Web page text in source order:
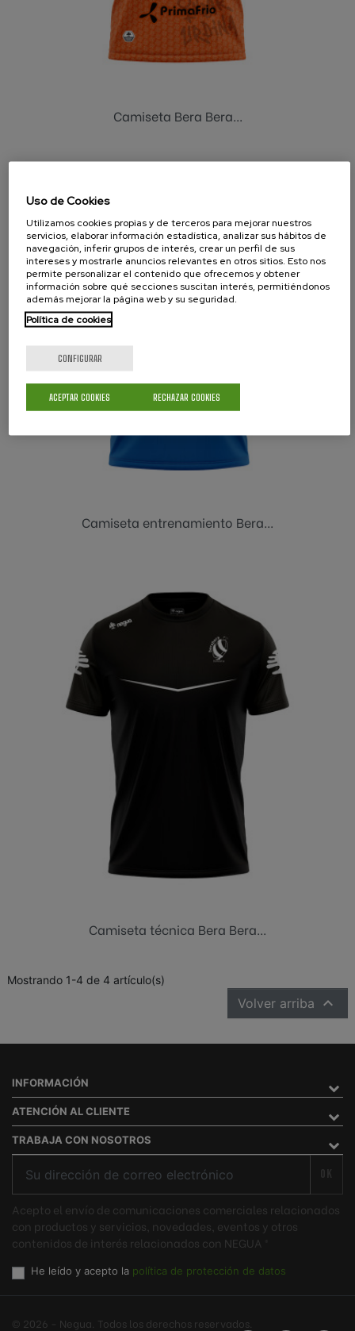
Camiseta Bera Bera...
Camiseta entrenamiento Bera...
Camiseta técnica Bera Bera...
Mostrando 1-4 de 4 artículo(s)
Volver arriba 
INFORMACIÓN
ATENCIÓN AL CLIENTE
TRABAJA CON NOSOTROS
Acepto el envío de comunicaciones comerciales relacionados
con productos y servicios, novedades, eventos y otros
contenidos de interés relacionados con NEGUA ®
He leído y acepto la política de protección de datos
© 2026 - Negua. Todos los derechos reservados.
Uso de Cookies
Utilizamos cookies propias y de terceros para mejorar nuestros
servicios, elaborar información estadística, analizar sus hábitos de
navegación, inferir grupos de interés, crear un perfil de sus
intereses y mostrarle anuncios relevantes en otros sitios. Esto nos
permite personalizar el contenido que ofrecemos y obtener
información sobre qué secciones suscitan interés, permitiéndonos
además mejorar la página web y su seguridad.
Política de cookies
CONFIGURAR
RECHAZAR COOKIES
ACEPTAR COOKIES